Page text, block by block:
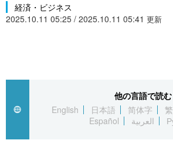
カテゴリー
経済・ビジネス
経済・ビジネス
2025.10.11 05:25 / 2025.10.11 05:41 更新
他の言語で読む
English
日本語 简体字
Español
العربية